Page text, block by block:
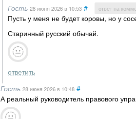
Гость 28 июня 2026в 10:53 # ответ на
Пусть у меня не будет коровы, но у
Старинный русский обычай.
ответить
Гость 28 июня 2026в 10:48 #
А реальный руководитель правового